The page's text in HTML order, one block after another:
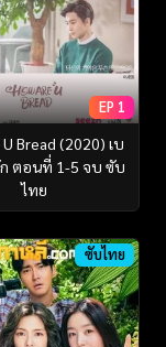
EP 1
Bread (2020) เบ
ก ตอนที่ 1-5 จบ ซับ
ไทย
ซับไทย